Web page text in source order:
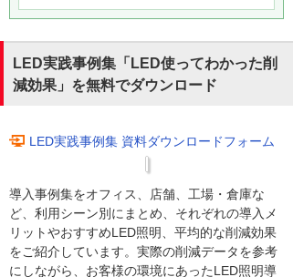
LED実践事例集「LED使ってわかった削
減効果」を無料でダウンロード
LED実践事例集 資料ダウンロードフォーム
導入事例集をオフィス、店舗、工場・倉庫な
ど、利用シーン別にまとめ、それぞれの導入メ
リットやおすすめLED照明、平均的な削減効果
をご紹介しています。実際の削減データを参考
にしながら、お客様の環境にあったLED照明導